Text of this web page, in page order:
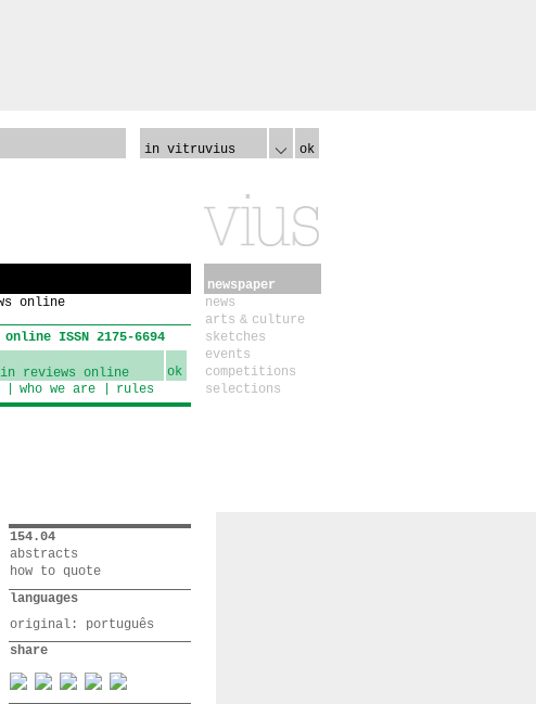
in vitruvius ok
online
ISSN 2175-6694
ok
who we are
rules
154.04
abstracts
how to quote
languages
original: português
share
newspaper
news
arts & culture
sketches
events
competitions
selections